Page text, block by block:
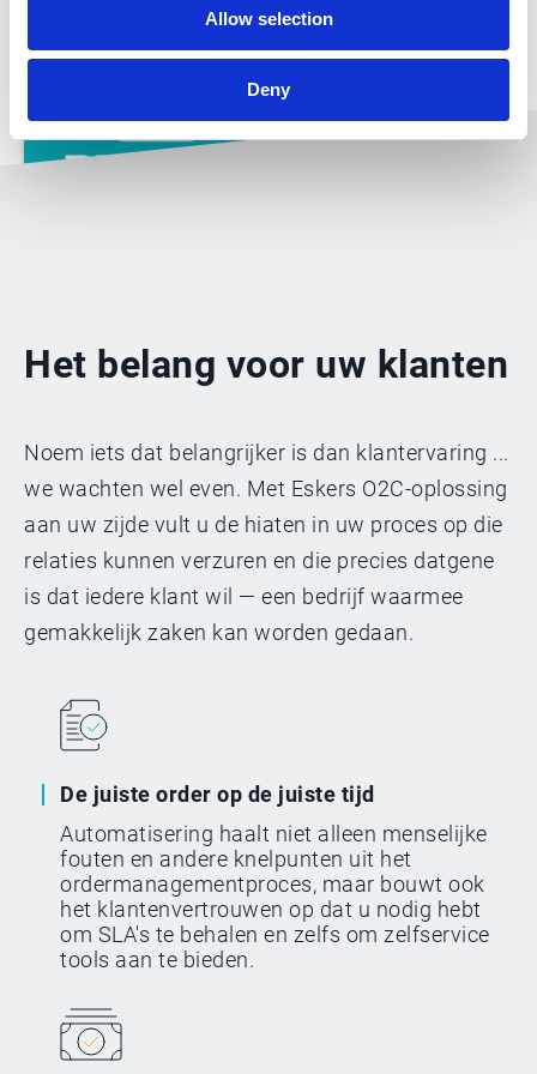
Allow selection
Deny
opvangen en voelen
onze medewerkers
zich zelfstandiger en
productiever dan
ooit.”
Angela Ying, NVIDIA
Corporation, VP of Business
Operation
NVIDIA’s verhaal
Het belang voor uw klanten
Noem iets dat belangrijker is dan klantervaring ...
we wachten wel even. Met Eskers O2C-oplossing
aan uw zijde vult u de hiaten in uw proces op die
relaties kunnen verzuren en die precies datgene
is dat iedere klant wil — een bedrijf waarmee
gemakkelijk zaken kan worden gedaan.
De juiste order op de juiste tijd
Automatisering haalt niet alleen menselijke
fouten en andere knelpunten uit het
ordermanagementproces, maar bouwt ook
het klantenvertrouwen op dat u nodig hebt
om SLA's te behalen en zelfs om zelfservice
tools aan te bieden.